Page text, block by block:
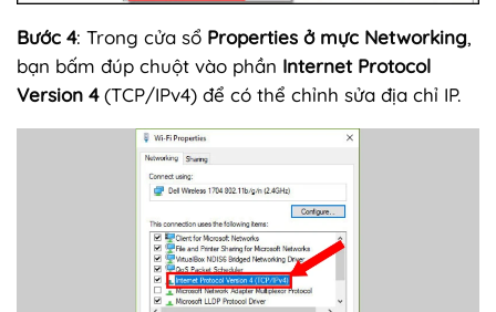
Bước 4: Trong cửa sổ Properties ở mực Networking,
bạn bấm đúp chuột vào phần Internet Protocol
Version 4(TCP/IPv4) để có thể chỉnh sửa địa chỉ IP.